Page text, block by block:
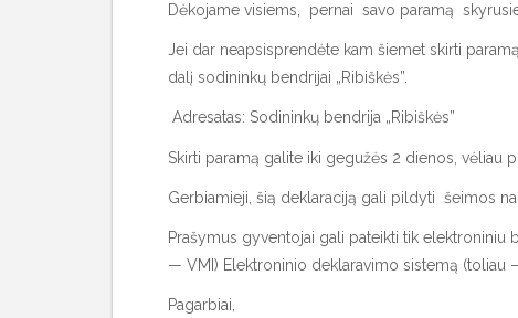
Dėkojame visiems, pernai savo paramą
Jei dar neapsisprendėte kam šiemet skirti
dalį sodininkų bendrijai „Ribiškės”.
Adresatas: Sodininkų bendrija „Ribiškės”
Skirti paramą galite iki gegužės 2 dienos, vėliau
Gerbiamieji, šią deklaraciją gali pildyti šeimos
Prašymus gyventojai gali pateikti tik
— VMI) Elektroninio deklaravimo sistemą (toliau —
Pagarbiai,